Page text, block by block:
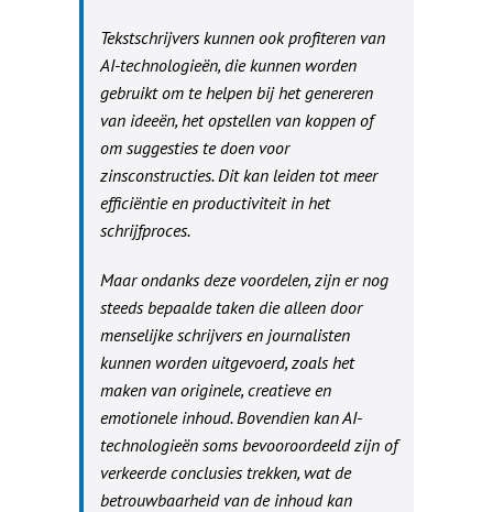
Tekstschrijvers kunnen ook profiteren van
AI-technologieën, die kunnen worden
gebruikt om te helpen bij het genereren
van ideeën, het opstellen van koppen of
om suggesties te doen voor
zinsconstructies. Dit kan leiden tot meer
efficiëntie en productiviteit in het
schrijfproces.
Maar ondanks deze voordelen, zijn er nog
steeds bepaalde taken die alleen door
menselijke schrijvers en journalisten
kunnen worden uitgevoerd, zoals het
maken van originele, creatieve en
emotionele inhoud. Bovendien kan AI-
technologieën soms bevooroordeeld zijn of
verkeerde conclusies trekken, wat de
betrouwbaarheid van de inhoud kan